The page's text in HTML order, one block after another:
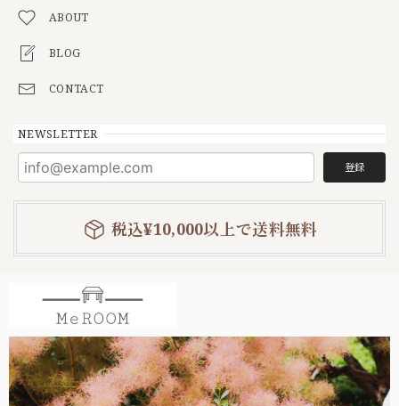
ABOUT
BLOG
CONTACT
NEWSLETTER
登録
税込¥10,000以上で送料無料